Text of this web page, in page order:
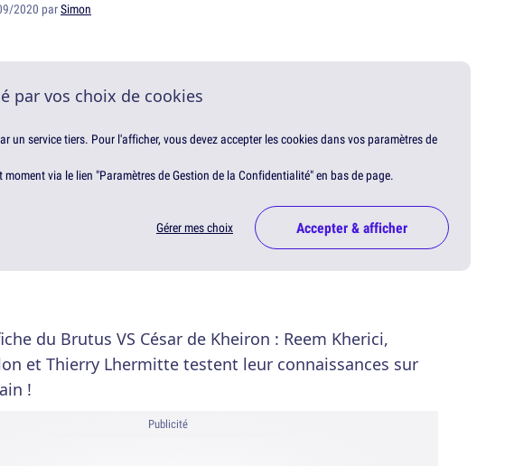
2020 parSimon
par vos choix de cookies
un service tiers. Pour l'afficher, vous devez accepter les cookies dans vos paramètres de
via le lien "Paramètres de Gestion de la Confidentialité" en bas de page.
Gérer mes choix Accepter & afficher
du Brutus VS César de Kheiron : Reem Kherici,
et Thierry Lhermitte testent leur connaissances sur
!
Publicité